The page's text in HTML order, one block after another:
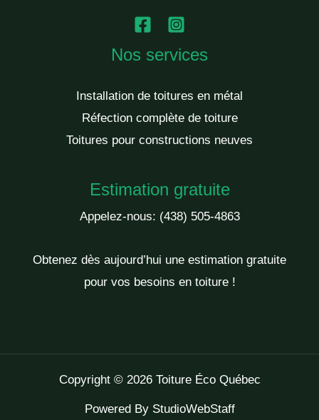
Nos services
Installation de toitures en métal
Réfection complète de toiture
Toitures pour constructions neuves
Estimation gratuite
Appelez-nous: (438) 505-4863
Obtenez dès aujourd’hui une estimation gratuite
pour vos besoins en toiture !
Copyright © 2026 Toiture Éco Québec
Powered By StudioWebStaff